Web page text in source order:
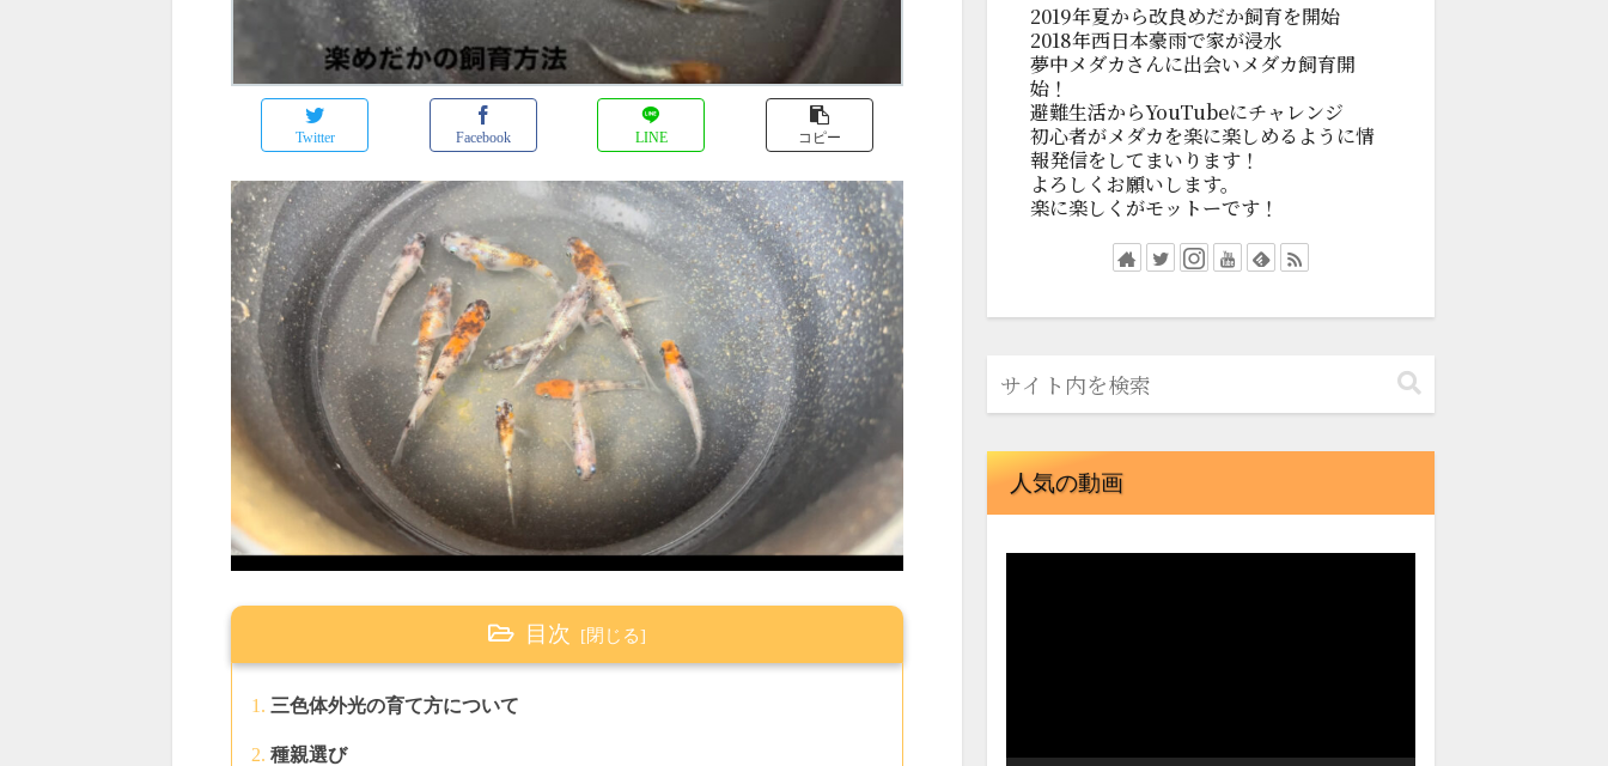
Twitter Facebook LINE コピー
目次
三色体外光の育て方について
種親選び
2019年夏から改良めだか飼育を開始
2018年西日本豪雨で家が浸水
夢中メダカさんに出会いメダカ飼育開
始！
避難生活からYouTubeにチャレンジ
初心者がメダカを楽に楽しめるように情
報発信をしてまいります！
よろしくお願いします。
楽に楽しくがモットーです！
人気の動画